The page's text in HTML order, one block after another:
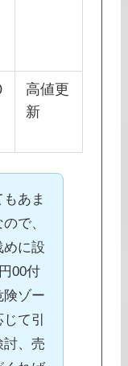
高値更
新
あま
で、
めに設
00付
険ゾー
て引
討、売